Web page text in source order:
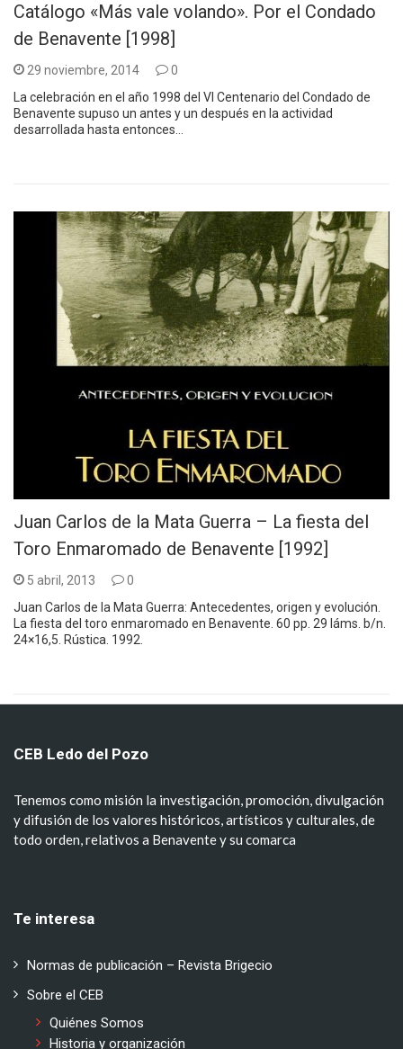
Catálogo «Más vale volando». Por el Condado
de Benavente [1998]
29 noviembre, 2014
0
La celebración en el año 1998 del VI Centenario del Condado de
Benavente supuso un antes y un después en la actividad
desarrollada hasta entonces…
Juan Carlos de la Mata Guerra – La fiesta del
Toro Enmaromado de Benavente [1992]
5 abril, 2013
0
Juan Carlos de la Mata Guerra: Antecedentes, origen y evolución.
La fiesta del toro enmaromado en Benavente. 60 pp. 29 láms. b/n.
24×16,5. Rústica. 1992.
CEB Ledo del Pozo
Tenemos como misión la investigación, promoción, divulgación
y difusión de los valores históricos, artísticos y culturales, de
todo orden, relativos a Benavente y su comarca
Te interesa
Normas de publicación – Revista Brigecio
Sobre el CEB
Quiénes Somos
Historia y organización